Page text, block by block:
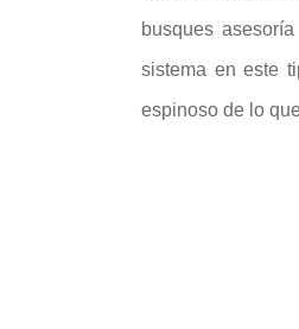
busques
sistema en este
espinoso de lo